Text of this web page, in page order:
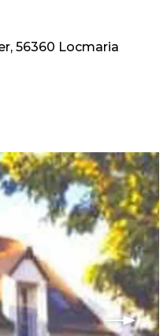
56360 Locmaria